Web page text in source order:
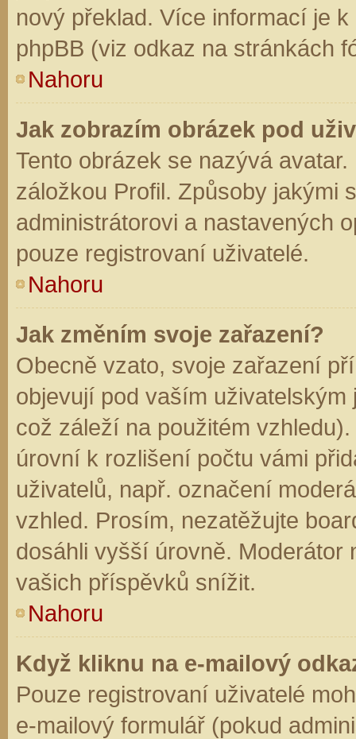
nový překlad. Více informací je
phpBB (viz odkaz na stránkách
Nahoru
Jak zobrazím obrázek pod
Tento obrázek se nazývá
záložkou Profil. Způsoby jakými
administrátorovi a nastavených
pouze registrovaní uživatelé.
Nahoru
Jak změním svoje zařazení?
Obecně vzato, svoje zařazení
objevují pod vaším
což záleží na použitém
úrovní k rozlišení počtu vámi
uživatelů, např. označení
vzhled. Prosím, nezatěžujte
dosáhli vyšší úrovně. Moderátor
vašich příspěvků snížit.
Nahoru
Když kliknu na e-mailový
Pouze registrovaní uživatelé
e-mailový formulář (pokud